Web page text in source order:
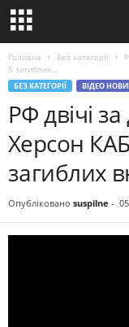
Головна Без категорії
5 загиблих...
БЕЗ КАТЕГОРІЇ ВІДЕО
РФ двічі
Херсон
загиблих
Опубліковано suspilne -